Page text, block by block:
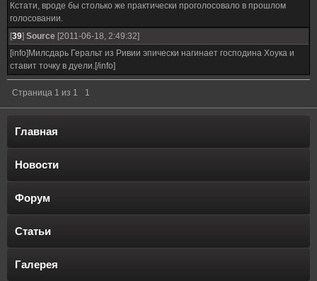
Кстати, вроде бы столько же практически проголосовало в прошлом
голосовании.
[39] Source [2011-06-18, 2:49:32]
[info]Милсдарь Геральт из Ривии эпически нагинает господина Хоука и
ставит точку в дуели.[/info]
Страница 1 из 1 1
Главная
Новости
Форум
Статьи
Галерея